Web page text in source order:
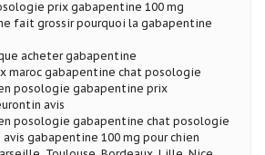
prix gabapentine 100 mg
fait grossir pourquoi la gabapentine
acheter gabapentine
maroc gabapentine chat posologie
posologie gabapentine prix
avis
posologie gabapentine chat posologie
gabapentine 100 mg pour chien